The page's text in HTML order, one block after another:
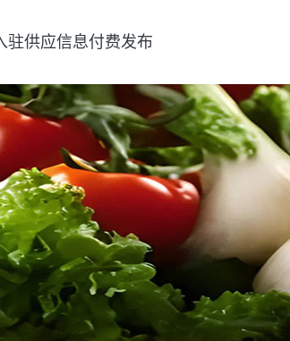
驻供应信息付费发布